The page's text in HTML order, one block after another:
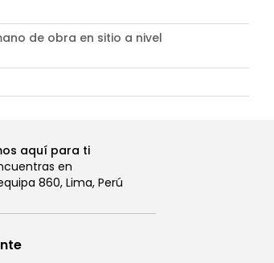
de obra en sitio a nivel
aquí para ti
en
860, Lima, Perú